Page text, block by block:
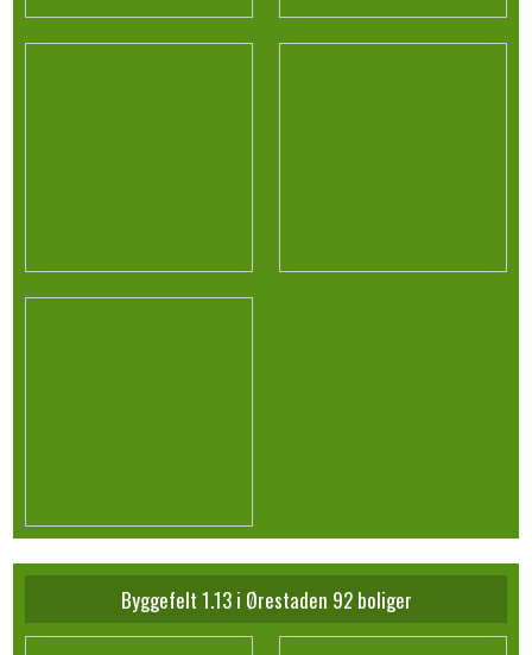
Byggefelt 1.13 i Ørestaden 92 boliger